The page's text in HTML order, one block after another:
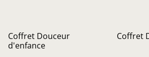
Coffret Douceur
d'enfance
Coffret